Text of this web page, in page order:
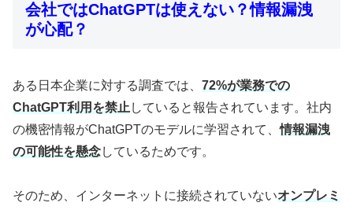
会社ではChatGPTは使えない？情報漏洩
が心配？
ある日本企業に対する調査では、 72%が業務での
ChatGPT利用を禁止 していると報告されています。社内
の機密情報がChatGPTのモデルに学習されて、情報漏洩
の可能性を懸念しているためです。
そのため、インターネットに接続されていないオンプレミ